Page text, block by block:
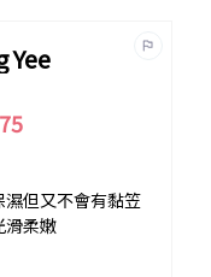
Yee
但又不會有黏笠
滑柔嫩